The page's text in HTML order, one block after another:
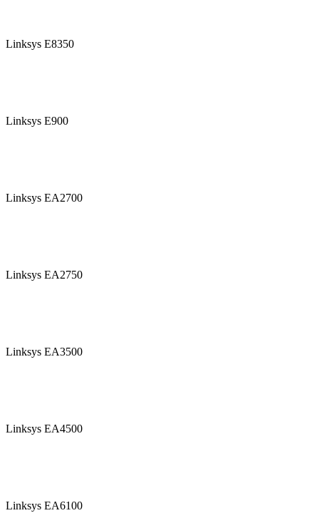
Linksys E8350
Linksys E900
Linksys EA2700
Linksys EA2750
Linksys EA3500
Linksys EA4500
Linksys EA6100